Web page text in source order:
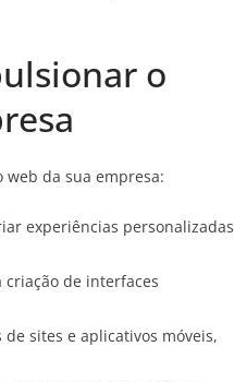
o
da sua empresa:
experiências personalizadas
de interfaces
sites e aplicativos móveis,